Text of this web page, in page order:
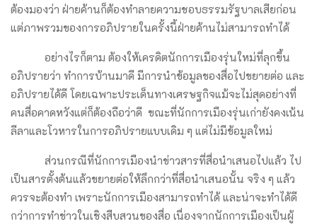
ต้องมองว่า ฝ่ายค้านก็ต้องทำลายความชอบธรรมรัฐบาลเสียก่อน
แต่ภาพรวมของการอภิปรายในครั้งนี้ฝ่ายค้านไม่สามารถทำได้
อย่างไรก็ตาม ต้องให้เครดิตนักการเมืองรุ่นใหม่ที่ลุกขึ้น
อภิปรายว่า ทำการบ้านมาดี มีการนำข้อมูลของสื่อไปขยายต่อ และ
อภิปรายได้ดี โดยเฉพาะประเด็นทางเศรษฐกิจแม้จะไม่สุดอย่างที่
คนสื่อคาดหวังแต่ก็ต้องถือว่าดี ขณะที่นักการเมืองรุ่นเก่ายังคงเน้น
ลีลาและโวหารในการอภิปรายแบบเดิม ๆ แต่ไม่มีข้อมูลใหม่
ส่วนกรณีที่นักการเมืองนำข่าวสารที่สื่อนำเสนอไปแล้ว ไป
เป็นสารตั้งต้นแล้วขยายต่อให้ลึกกว่าที่สื่อนำเสนอนั้น จริง ๆ แล้ว
ควรจะต้องทำ เพราะนักการเมืองสามารถทำได้ และน่าจะทำได้ดี
กว่าการทำข่าวในเชิงสืบสวนของสื่อ เนื่องจากนักการเมืองเป็นผู้